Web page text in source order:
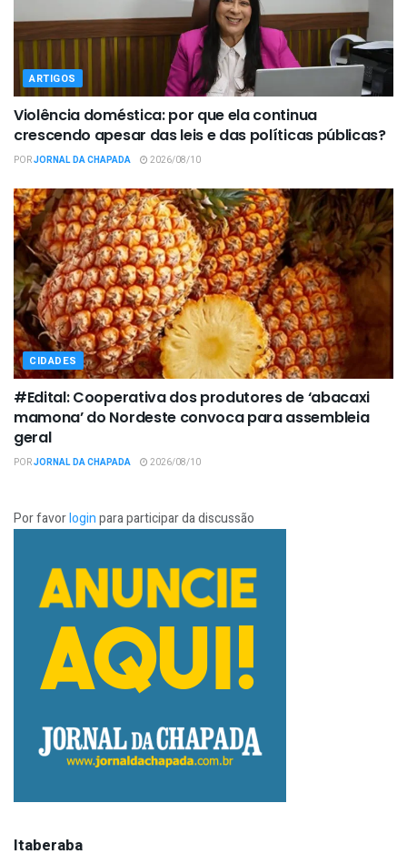
ARTIGOS
Violência doméstica: por que ela continua
crescendo apesar das leis e das políticas públicas?
PORJORNAL DA CHAPADA 2026/08/10
CIDADES
#Edital: Cooperativa dos produtores de ‘abacaxi
mamona’ do Nordeste convoca para assembleia
geral
PORJORNAL DA CHAPADA 2026/08/10
Por favorloginpara participar da discussão
Itaberaba